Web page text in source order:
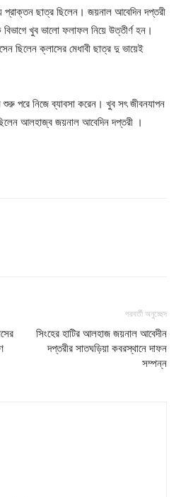
প্রাক্তন ছাত্র ছিলেন। জয়নাল আবেদিন দপ্তরী
বিভাগে খুব ভালো ফলাফল নিয়ে উত্তীর্ণ হন।
ছিলেন ক্লাসের মেধাবী ছাত্র দু ভায়েই
শুরু পরে নিজে ব্যাবসা করেন। খুব সৎ জীবনযাপন
আলহাজ্ব জয়নাল আবেদিন দপ্তরী ।
পরবর্তী অনুচ্ছেদ
সিংহের হাটির আলহাজ জয়নাল আবেদীন
দপ্তরীর সাতঘড়িয়া কবরস্থানে দাফন
সম্পন্ন